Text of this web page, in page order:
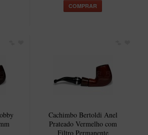
COMPRAR
Cachimbo Bertoldi Anel
Prateado Vermelho com
Filtro Permanente